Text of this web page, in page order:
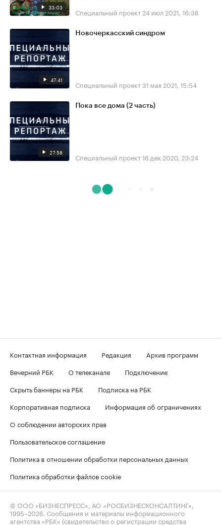
33:03 Специальный проект 24 июл 2021, 16:38
47:41
Новочеркасский синдром
Специальный проект31 мая 2021, 15:54
27:58
Пока все дома (2 часть)
Специальный проект16 дек 2020, 23:24
Контактная информация Редакция
Архив программ
Вечерний РБК
О телеканале
Подключение
Скрыть баннеры на РБК
Подписка на РБК
Корпоративная подписка
Информация об ограничениях
О соблюдении авторских прав
Пользовательское соглашение
Политика в отношении обработки персональных данных
Политика обработки файлов cookie
© ООО «БИЗНЕСПРЕСС», АО «РОСБИЗНЕСКОНСАЛТИНГ»,
1995–2026 . Сообщения и материалы информационного
агентства «РБК» (свидетельство о регистрации средства